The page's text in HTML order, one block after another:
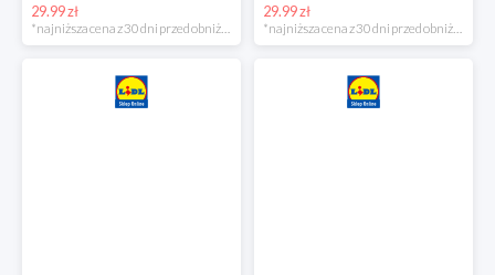
29.99 zł 29.99 zł